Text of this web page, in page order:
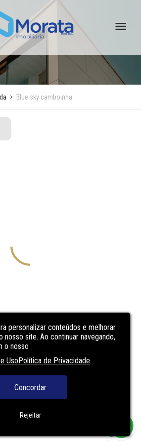
personalizar conteúdos e melhorar
nosso site. Ao continuar navegando,
o nosso
UsoPolítica de Privacidade
Concordar
Rejeitar
Blue sky camboinha